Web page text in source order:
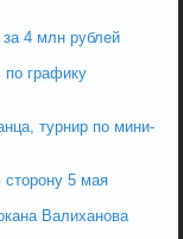
4 млн рублей
по графику
турнир по мини-
сторону 5 мая
Валиханова